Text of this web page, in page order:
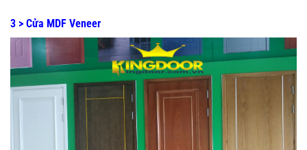
3 > Cửa MDF Veneer